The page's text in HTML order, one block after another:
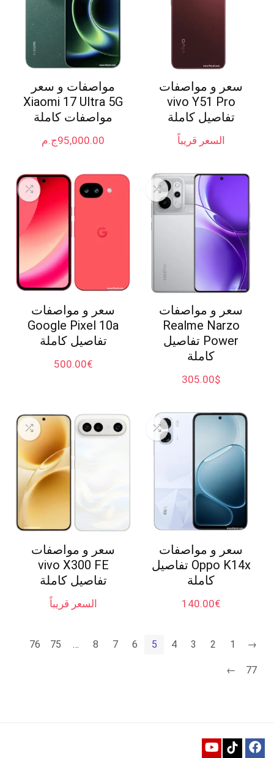
سعر و مواصفات
vivo Y51 Pro
تفاصيل كاملة
السعر قريباً
مواصفات و سعر
Xiaomi 17 Ultra 5G
مواصفات كاملة
ج.م95,000.00
سعر و مواصفات
Realme Narzo
Power تفاصيل
كاملة
$
305.00
سعر و مواصفات
Google Pixel 10a
تفاصيل كاملة
€
500.00
سعر و مواصفات
Oppo K14x تفاصيل
كاملة
€
140.00
سعر و مواصفات
vivo X300 FE
تفاصيل كاملة
السعر قريباً
→
1
2
3
4
5
6
7
8
…
75
76
77
←